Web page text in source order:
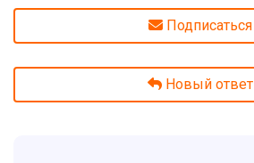
Подписаться
Новый ответ